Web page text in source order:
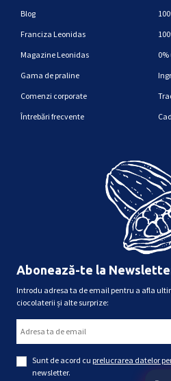
Blog
Franciza Leonidas
Magazine Leonidas
Gama de praline
Comenzi corporate
Întrebări frecvente
Abonează-te la
Introdu adresa ta de email pentru a afla
ciocolaterii și alte surprize:
Sunt de acord cu prelucrarea datelor
newsletter.